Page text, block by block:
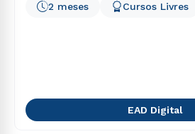
2 meses Cursos Livres
EAD Digital